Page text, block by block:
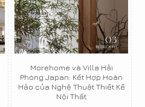
Morehome và Villa Hải
Phòng Japan: Kết Hợp Hoàn
Hảo của Nghệ Thuật Thiết Kế
Nội Thất